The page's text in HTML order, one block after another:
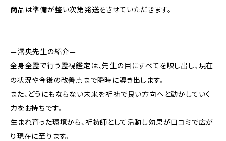
商品は準備が整い次第発送をさせていただきます。
＝澪央先生の紹介＝
全身全霊で行う霊視鑑定は、先生の目にすべてを映し出し、現在
の状況や今後の改善点まで瞬時に導き出します。
また、どうにもならない未来を祈祷で良い方向へと動かしていく
力をお持ちです。
生まれ育った環境から、祈祷師として活動し効果が口コミで広が
り現在に至ります。